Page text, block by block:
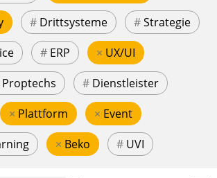
# Drittsysteme #Strategie
# ERP × UX/UI
Proptechs # Dienstleister
× Plattform × Event
× Beko # UVI